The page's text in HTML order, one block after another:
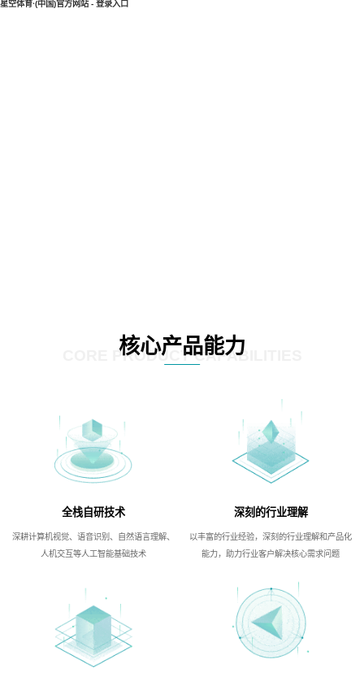
星空体育·(中国)官方网站 - 登录入口
核心产品能力
CORE PRODUCT CAPABILITIES
全栈自研技术
深耕计算机视觉、语音识别、自然语言理解、
人机交互等人工智能基础技术
深刻的行业理解
以丰富的行业经验，深刻的行业理解和产品化
能力，助力行业客户解决核心需求问题